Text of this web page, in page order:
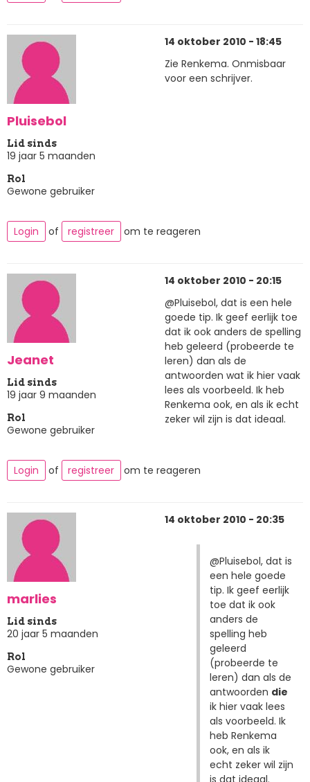
Pluisebol
Lid sinds
19 jaar 5 maanden
Rol
Gewone gebruiker
14 oktober 2010 - 18:45
Zie Renkema. Onmisbaar
voor een schrijver.
Login of registreer om te reageren
Jeanet
Lid sinds
19 jaar 9 maanden
Rol
Gewone gebruiker
14 oktober 2010 - 20:15
@Pluisebol, dat is een hele
goede tip. Ik geef eerlijk toe
dat ik ook anders de spelling
heb geleerd (probeerde te
leren) dan als de
antwoorden wat ik hier vaak
lees als voorbeeld. Ik heb
Renkema ook, en als ik echt
zeker wil zijn is dat ideaal.
Login of registreer om te reageren
marlies
Lid sinds
20 jaar 5 maanden
Rol
Gewone gebruiker
14 oktober 2010 - 20:35
@Pluisebol, dat is
een hele goede
tip. Ik geef eerlijk
toe dat ik ook
anders de
spelling heb
geleerd
(probeerde te
leren) dan als de
antwoorden die
ik hier vaak lees
als voorbeeld. Ik
heb Renkema
ook, en als ik
echt zeker wil zijn
is dat ideaal.